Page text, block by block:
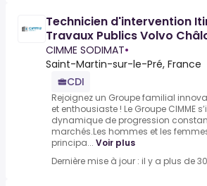
Technicien d'intervention
Travaux Publics Volvo
Champagne H/F
CIMME SODIMAT•
Saint-Martin-sur-le-Pré, France
CDI
Rejoignez un Groupe familial
et enthousiaste ! Le Groupe CIMME
dynamique de progression
marchés.Les hommes et les
principa... Voir plus
Dernière mise à jour : il y a plus de